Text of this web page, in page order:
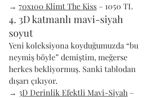
→ 70x100 Klimt The Kiss – 1050 TL
4. 3D katmanlı mavi-siyah
soyut
Yeni koleksiyona koyduğumuzda “bu
neymiş böyle” demiştim, meğerse
herkes bekliyormuş. Sanki tablodan
dışarı çıkıyor.
→ 3D Derinlik Efektli Mavi-Siyah –